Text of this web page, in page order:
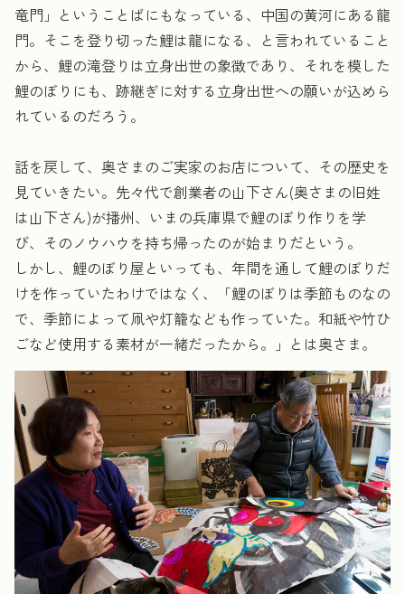
竜門」ということばにもなっている、中国の黄河にある龍
門。そこを登り切った鯉は龍になる、と言われていること
から、鯉の滝登りは立身出世の象徴であり、それを模した
鯉のぼりにも、跡継ぎに対する立身出世への願いが込めら
れているのだろう。
話を戻して、奥さまのご実家のお店について、その歴史を
見ていきたい。先々代で創業者の山下さん(奥さまの旧姓
は山下さん)が播州、いまの兵庫県で鯉のぼり作りを学
び、そのノウハウを持ち帰ったのが始まりだという。
しかし、鯉のぼり屋といっても、年間を通して鯉のぼりだ
けを作っていたわけではなく、「鯉のぼりは季節ものなの
で、季節によって凧や灯籠なども作っていた。和紙や竹ひ
ごなど使用する素材が一緒だったから。」とは奥さま。